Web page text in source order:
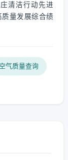
清洁行动先进
量发展综合绩
气质量查询